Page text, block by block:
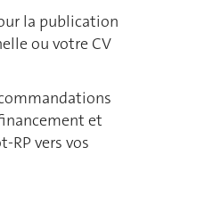
la publication
ou votre CV
et
vers vos